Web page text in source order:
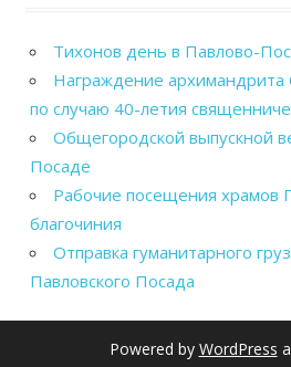
Тихонов день в Павлово-
Награждение
по случаю 40-летия
Общегородской выпускной
Посаде
Рабочие посещения храмов
благочиния
Отправка гуманитарного
Павловского Посада
Powered by WordPress